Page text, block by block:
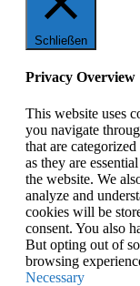
Schließen
Privacy Overview
This website uses
you navigate
that are
as they are
the website. We
analyze and
cookies will be
consent. You also
But opting out of
browsing
Necessary